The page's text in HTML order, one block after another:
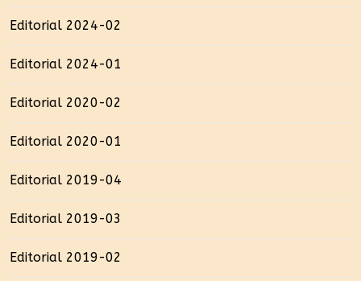
Editorial 2024-02
Editorial 2024-01
Editorial 2020-02
Editorial 2020-01
Editorial 2019-04
Editorial 2019-03
Editorial 2019-02